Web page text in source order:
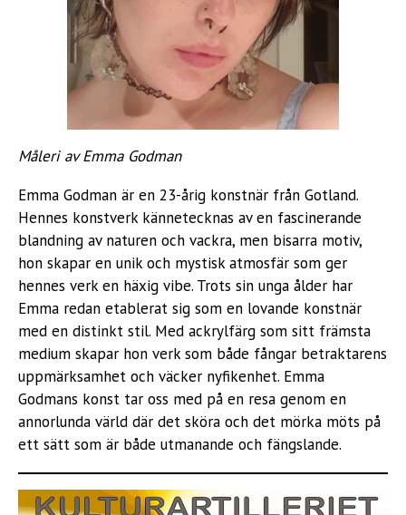
Måleri av Emma Godman
Emma Godman är en 23-årig konstnär från Gotland.
Hennes konstverk kännetecknas av en fascinerande
blandning av naturen och vackra, men bisarra motiv,
hon skapar en unik och mystisk atmosfär som ger
hennes verk en häxig vibe. Trots sin unga ålder har
Emma redan etablerat sig som en lovande konstnär
med en distinkt stil. Med ackrylfärg som sitt främsta
medium skapar hon verk som både fångar betraktarens
uppmärksamhet och väcker nyfikenhet. Emma
Godmans konst tar oss med på en resa genom en
annorlunda värld där det sköra och det mörka möts på
ett sätt som är både utmanande och fängslande.